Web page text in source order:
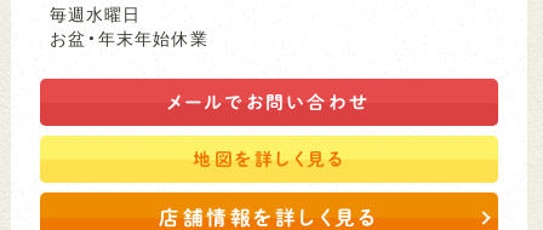
毎週水曜日
お盆・年末年始休業
メールで お問い合わせ
地図を詳しく見る
店舗情報を詳しく見る